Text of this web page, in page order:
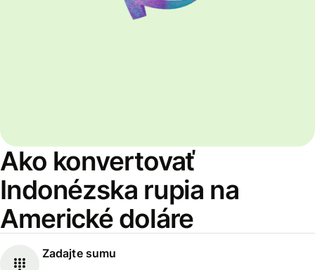
Ako konvertovať
Indonézska rupia na
Americké doláre
Zadajte sumu